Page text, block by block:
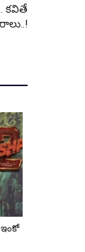
కవితే
ఇంకో